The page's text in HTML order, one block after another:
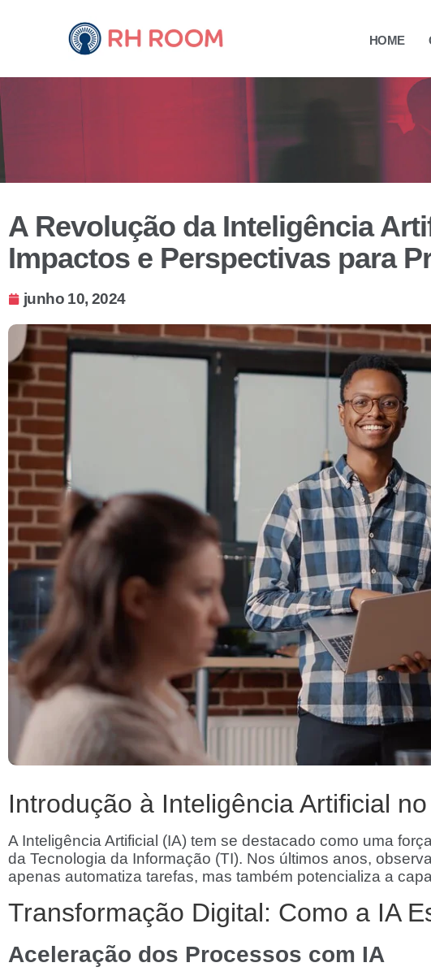
HOME
A Revolução da Inteligência
Impactos e Perspectivas para
junho 10, 2024
Introdução à Inteligência Artificial
A Inteligência Artificial (IA) tem se destacado como uma
da Tecnologia da Informação (TI). Nos últimos anos,
apenas automatiza tarefas, mas também potencializa a
Transformação Digital: Como a IA
Aceleração dos Processos com IA